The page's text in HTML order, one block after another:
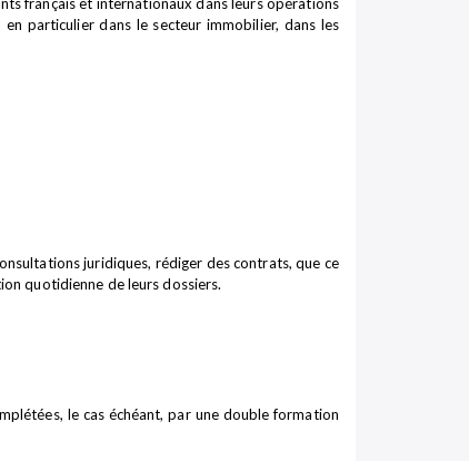
particulier dans le secteur immobilier, dans les
juridiques, rédiger des contrats, que ce
quotidienne de leurs dossiers.
le cas échéant, par une double formation